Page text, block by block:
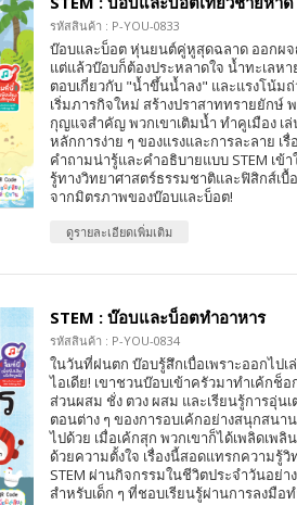
รหัสสินค้า : P-YOU-0833
บ๊อบและบ็อต หุ่นยนต์คู่หูสุดฉลาด ออกผ
แต่แล้วบ๊อบก็ต้องประหลาดใจ น้ำทะเลห
ตอบเกี่ยวกับ "น้ำขึ้นน้ำลง" และแรงโน้ม
เริ่มภารกิจใหม่ สร้างปราสาททรายยักษ์
กุญแจสำคัญ พวกเขาเติมน้ำ ทำคูเมือง เ
หลักการง่าย ๆ ของแรงและการละลาย เ
คำถามน่ารู้และคำอธิบายแบบ STEM เข้า
รู้ทางวิทยาศาสตร์ธรรมชาติและฟิสิกส์เ
จากมิตรภาพของบ๊อบและบ็อต!
ดูรายละเอียดเพิ่มเติม
STEM : บ๊อบและบ็อตทำอาหาร
รหัสสินค้า : P-YOU-0834
ในวันที่ฝนตก บ๊อบรู้สึกเบื่อเพราะออกไป
ไอเดีย! เขาชวนบ๊อบเข้าครัวมาทำเค้กช็
ส่วนผสม ชั่ง ตวง ผสม และเรียนรู้การอุ่น
ตอนต่าง ๆ ของการอบเค้กอย่างสนุกสน
ไปด้วย เมื่อเค้กสุก พวกเขาก็ได้เพลิดเพ
ด้วยความตั้งใจ เรื่องนี้สอดแทรกความรู้
STEM ผ่านกิจกรรมในชีวิตประจำวันอย่า
สำหรับเด็ก ๆ ที่ชอบเรียนรู้ผ่านการลงมือท